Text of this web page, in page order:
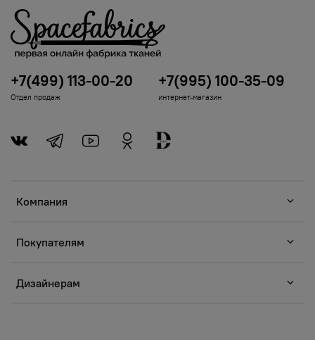
Компания
Покупателям
Дизайнерам
+7(499) 113-00-20
Отдел продаж
+7(995) 100-35-09
интернет-магазин